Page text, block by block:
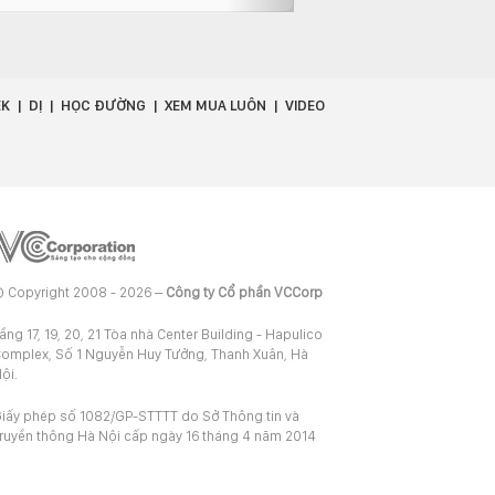
DỊ HỌC ĐƯỜNG XEM MUA LUÔN VIDEO
Copyright 2008 - 2026 – Công ty Cổ phần VCCorp
17, 19, 20, 21 Tòa nhà Center Building - Hapulico
Số 1 Nguyễn Huy Tưởng, Thanh Xuân, Hà
phép số 1082/GP-STTTT do Sở Thông tin và
thông Hà Nội cấp ngày 16 tháng 4 năm 2014